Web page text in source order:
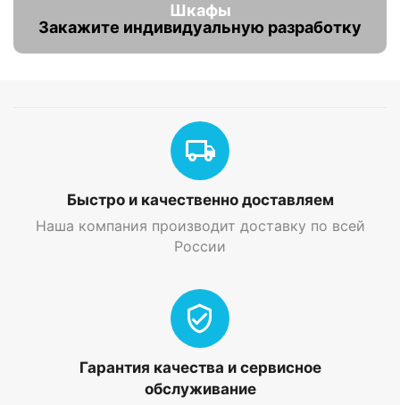
Шкафы
Закажите индивидуальную разработку
Быстро и качественно доставляем
Наша компания производит доставку по всей
России
Гарантия качества и сервисное
обслуживание